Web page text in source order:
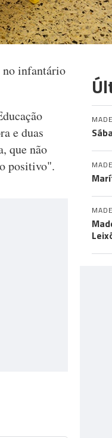
no infantário
e duas
que não
positivo".